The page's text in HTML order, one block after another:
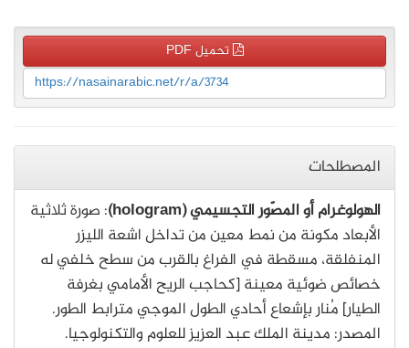
تحميل PDF
https://nasainarabic.net/r/a/3734
المصطلحات
الهولوغرام أو المصّور التجسيمي (hologram)
: صورة ثلاثية
الأبعاد مكونة من نمط معين من تداخل اشعة الليزر
المنفلقة، مسقطة في الفراغ بالقرب من سطح خلفي له
خصائص ضوئية معينة [كحاجب الريح الأمامي بغرفة
الطيار] مُنار بإشعاع أحادي الطول الموجي مترابط الطور.
المصدر: مدينة الملك عبد العزيز للعلوم والتكنولوجيا.